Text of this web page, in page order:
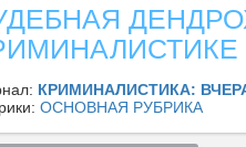
КРИМИНАЛИСТИКА:
ОСНОВНАЯ РУБРИКА